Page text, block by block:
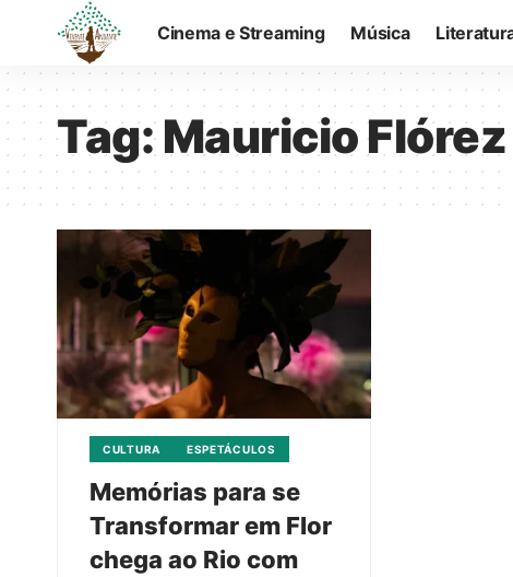
Cinema e Streaming Música
Tag:Mauricio
CULTURA ESPETÁCULOS
Memórias para se
Transformar em Flor
chega ao Rio com